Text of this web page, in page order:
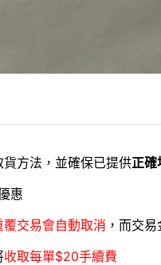
方法，並確保已提供正確
惠
覆交易會自動取消 ，而交
收取每單$20手續費